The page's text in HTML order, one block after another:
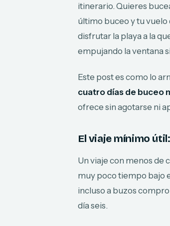
itinerario. Quieres
último buceo y tu
disfrutar la playa a la
empujando la ventana
Este post es como lo
cuatro días de buceo
ofrece sin agotarse ni
El viaje mínimo
Un viaje con menos de
muy poco tiempo bajo
incluso a buzos
día seis.